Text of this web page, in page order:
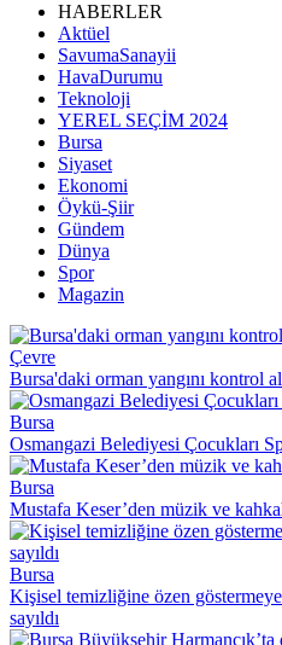
HABERLER
Aktüel
SavumaSanayii
HavaDurumu
Teknoloji
YEREL SEÇİM 2024
Bursa
Siyaset
Ekonomi
Öykü-Şiir
Gündem
Dünya
Spor
Magazin
Çevre
Bursa'daki orman yangını kontrol
Bursa
Osmangazi Belediyesi Çocukları
Bursa
Mustafa Keser’den müzik ve
Bursa
Kişisel temizliğine özen
sayıldı